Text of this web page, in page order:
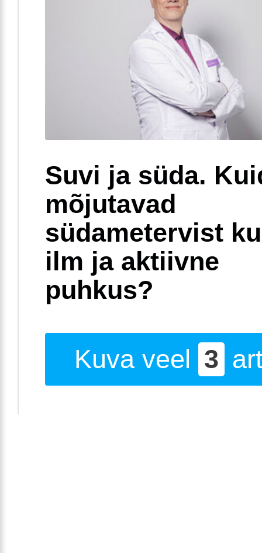
Suvi ja süda.
mõjutavad
südametervist
ilm ja aktiivne
puhkus?
Kuva veel 3